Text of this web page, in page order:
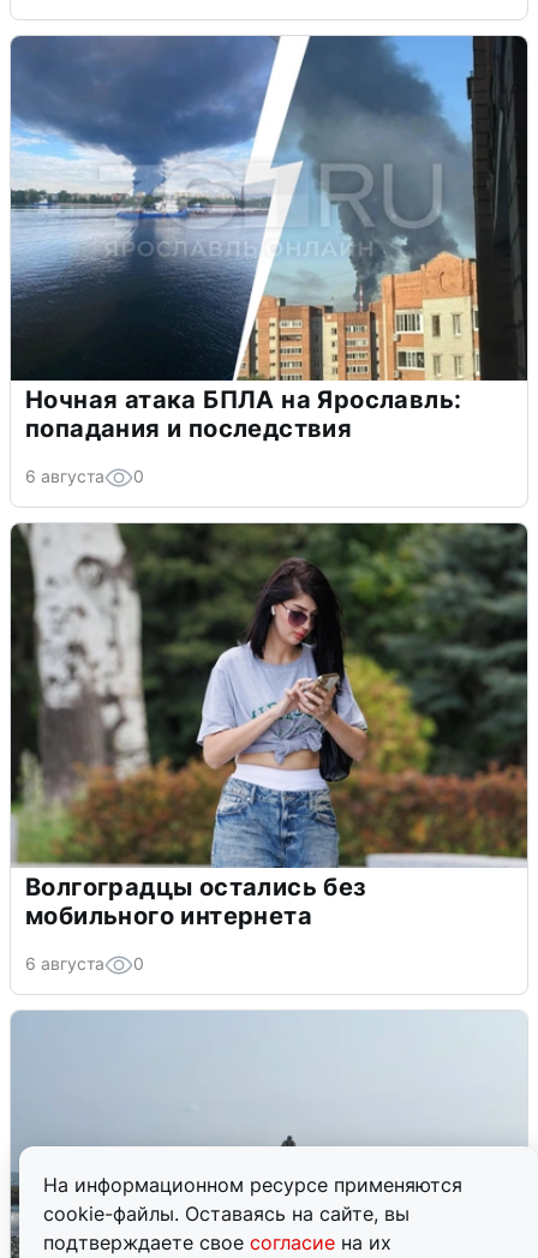
На информационном ресурсе применяются
cookie-файлы. Оставаясь на сайте, вы
подтверждаете свое согласие на их
Ночная атака БПЛА на Ярославль:
попадания и последствия
6 августа 0
Волгоградцы остались без
мобильного интернета
6 августа 0